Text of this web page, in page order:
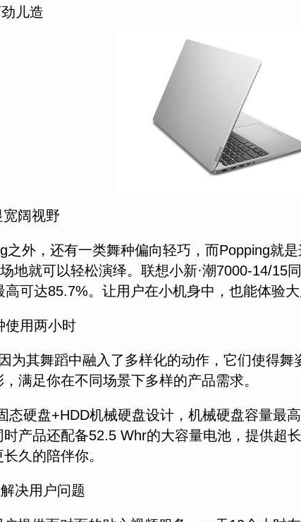
儿造
阔视野
之外，还有一类舞种偏向轻巧，而Popping就
地就可以轻松演绎。联想小新·潮7000-14/15
可达85.7%。让用户在小机身中，也能体验
使用两小时
为其舞蹈中融入了多样化的动作，它们使得
满足你在不同场景下多样的产品需求。
态硬盘+HDD机械硬盘设计，机械硬盘容量最
产品还配备52.5 Whr的大容量电池，提供超
久的陪伴你。
决用户问题